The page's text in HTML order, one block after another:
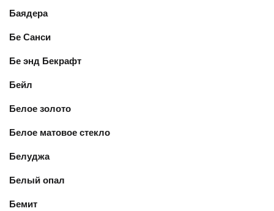
Баядера
Бе Санси
Бе энд Бекрафт
Бейл
Белое золото
Белое матовое стекло
Белуджа
Белый опал
Бемит